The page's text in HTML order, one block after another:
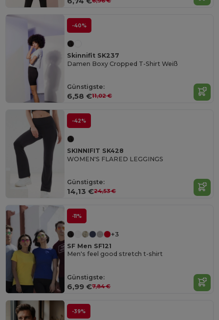
-40%
Skinnifit SK237
Damen Boxy Cropped T-Shirt Weiß
Günstigste:
6,58 €11,02 €
-42%
SKINNIFIT SK428
WOMEN'S FLARED LEGGINGS
Günstigste:
14,13 €24,53 €
-11%
+3
SF Men SF121
Men's feel good stretch t-shirt
Günstigste:
6,99 €7,84 €
-39%